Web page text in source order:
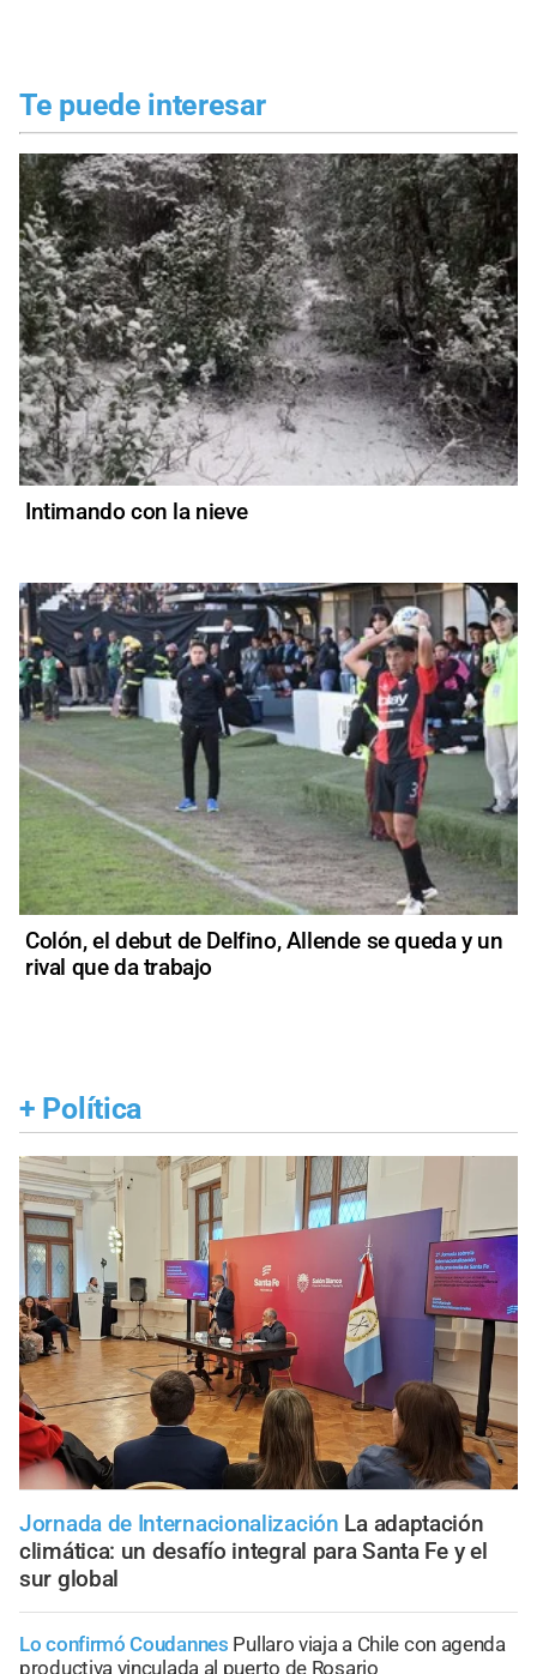
Te puede interesar
Intimando con la nieve
Colón, el debut de Delfino, Allende se queda y un
rival que da trabajo
+ Política
Jornada de Internacionalización La adaptación
climática: un desafío integral para Santa Fe y el
sur global
Lo confirmó Coudannes Pullaro viaja a Chile con agenda
productiva vinculada al puerto de Rosario